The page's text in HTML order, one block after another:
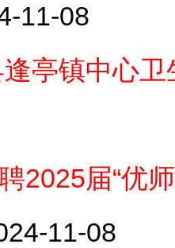
11-08
亭镇中心
2025届“优
11-08